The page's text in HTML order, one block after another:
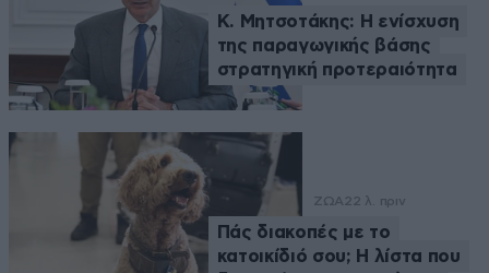
Κ. Μητσοτάκης: Η ενίσχυση
της παραγωγικής βάσης
στρατηγική προτεραιότητα
ΖΩΑ22 λ. πριν
Πάς διακοπές με το
κατοικίδιό σου; Η λίστα που